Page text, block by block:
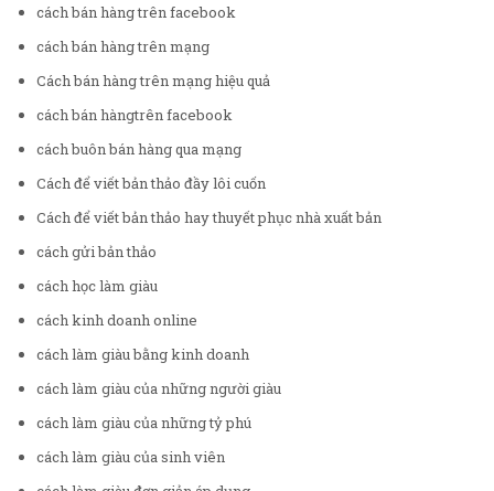
cách bán hàng trên facebook
cách bán hàng trên mạng
Cách bán hàng trên mạng hiệu quả
cách bán hàngtrên facebook
cách buôn bán hàng qua mạng
Cách để viết bản thảo đầy lôi cuốn
Cách để viết bản thảo hay thuyết phục nhà xuất bản
cách gửi bản thảo
cách học làm giàu
cách kinh doanh online
cách làm giàu bằng kinh doanh
cách làm giàu của những người giàu
cách làm giàu của những tỷ phú
cách làm giàu của sinh viên